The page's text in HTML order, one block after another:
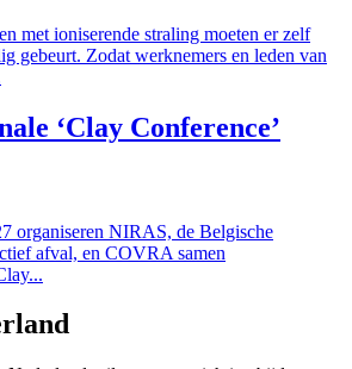
met ioniserende straling moeten er zelf
gebeurt. Zodat werknemers en leden van
‘Clay Conference’
organiseren NIRAS, de Belgische
afval, en COVRA samen